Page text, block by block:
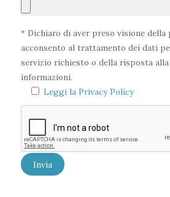
* Dichiaro di aver preso visione della
acconsento al trattamento dei dati
servizio richiesto o della risposta
informazioni.
Leggi la Privacy Policy